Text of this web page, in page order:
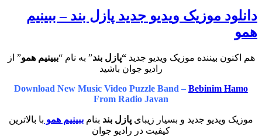
دانلود موزیک ویدیو جدید پازل بند – ببینیم
همو
هم اکنون بیننده موزیک ویدیو جدید“پازل بند” به نام “ببینیم همو” از
رادیو جوان باشید
Download New Music Video Puzzle Band – Bebinim Hamo
From Radio Javan
موزیک ویدیو جدید و بسیار زیبای پازل بند بنام ببینیم همو با بالاترین
کیفیت در رادیو جوان